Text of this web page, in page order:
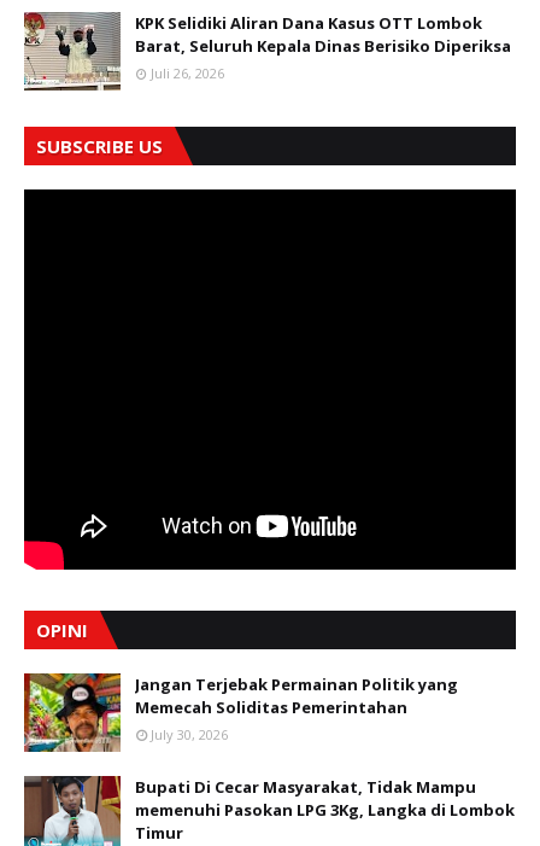
KPK Selidiki Aliran Dana Kasus OTT Lombok
Barat, Seluruh Kepala Dinas Berisiko Diperiksa
Juli 26, 2026
SUBSCRIBE US
OPINI
Jangan Terjebak Permainan Politik yang
Memecah Soliditas Pemerintahan
July 30, 2026
Bupati Di Cecar Masyarakat, Tidak Mampu
memenuhi Pasokan LPG 3Kg, Langka di Lombok
Timur